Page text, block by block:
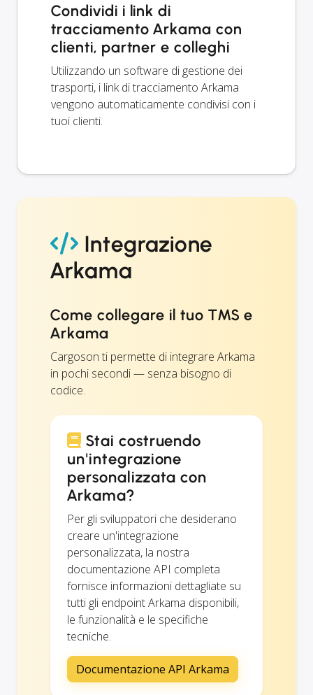
Condividi i link di
tracciamento Arkama con
clienti, partner e colleghi
Utilizzando un software di gestione dei
trasporti, i link di tracciamento Arkama
vengono automaticamente condivisi con i
tuoi clienti.
Integrazione
Arkama
Come collegare il tuo TMS e
Arkama
Cargoson ti permette di integrare Arkama
in pochi secondi — senza bisogno di
codice.
Stai costruendo
un'integrazione
personalizzata con
Arkama?
Per gli sviluppatori che desiderano
creare un'integrazione
personalizzata, la nostra
documentazione API completa
fornisce informazioni dettagliate su
tutti gli endpoint Arkama disponibili,
le funzionalità e le specifiche
tecniche.
Documentazione API Arkama